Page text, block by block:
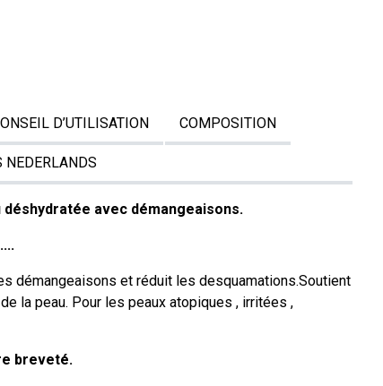
D’UTILISATION COMPOSITION
NEDERLANDS
avec démangeaisons.
démangeaisons et réduit les desquamations.Soutient
la peau. Pour les peaux atopiques , irritées ,
breveté.